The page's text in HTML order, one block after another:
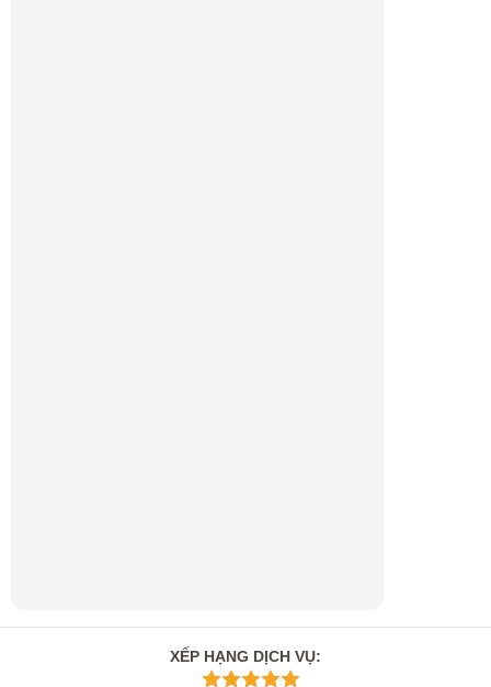
XẾP HẠNG DỊCH VỤ: